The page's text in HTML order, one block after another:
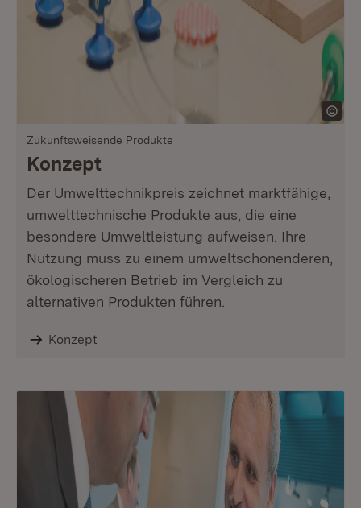
Zukunftsweisende Produkte
Konzept
Der Umwelttechnikpreis zeichnet marktfähige,
umwelttechnische Produkte aus, die eine
besondere Umweltleistung aufweisen. Ihre
Nutzung muss zu einem umweltschonenderen,
ökologischeren Betrieb im Vergleich zu
alternativen Produkten führen.
Konzept